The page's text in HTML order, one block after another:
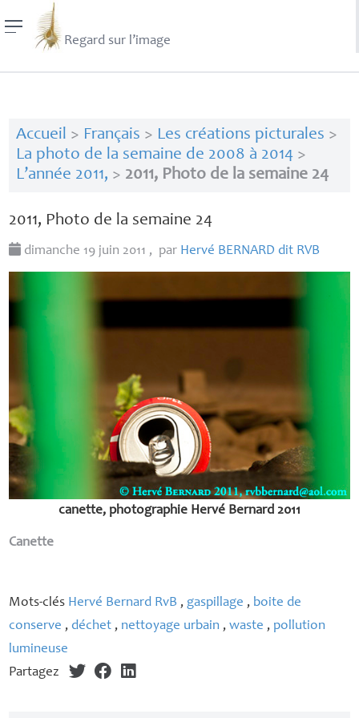
Regard sur l’image
Accueil > Français > Les créations picturales >
La photo de la semaine de 2008 à 2014>
L’année 2011, > 2011, Photo de la semaine 24
2011, Photo de la semaine 24
dimanche 19 juin 2011 , par Hervé BERNARD dit RVB
canette, photographie Hervé Bernard 2011
Canette
Mots-clés Hervé Bernard RvB ,gaspillage , boite de
conserve ,déchet , nettoyage urbain ,waste , pollution
lumineuse
Partagez